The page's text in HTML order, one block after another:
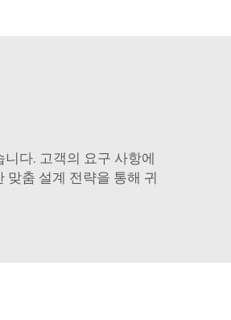
다. 고객의 요구 사항에
맞춤 설계 전략을 통해 귀